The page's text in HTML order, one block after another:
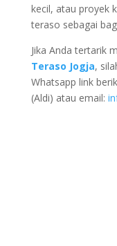
kecil, atau proyek
teraso sebagai
Jika Anda tertarik
Teraso Jogja,
Whatsapp link
(Aldi) atau email: